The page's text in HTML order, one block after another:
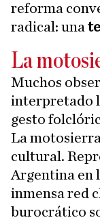
reforma
radical: una
La
Muchos
interpretado
gesto
La
cultural.
Argentina en
inmensa red
burocrático